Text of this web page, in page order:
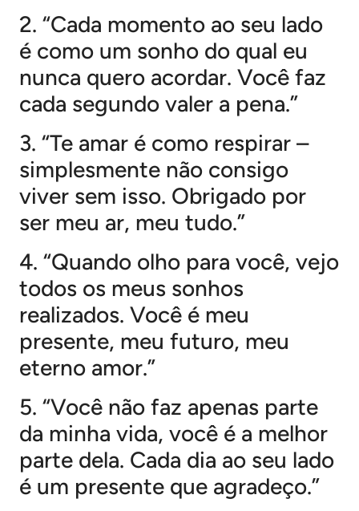
2. “Cada momento ao seu lado
é como um sonho do qual eu
nunca quero acordar. Você faz
cada segundo valer a pena.”
3. “Te amar é como respirar –
simplesmente não consigo
viver sem isso. Obrigado por
ser meu ar, meu tudo.”
4. “Quando olho para você, vejo
todos os meus sonhos
realizados. Você é meu
presente, meu futuro, meu
eterno amor.”
5. “Você não faz apenas parte
da minha vida, você é a melhor
parte dela. Cada dia ao seu lado
é um presente que agradeço.”